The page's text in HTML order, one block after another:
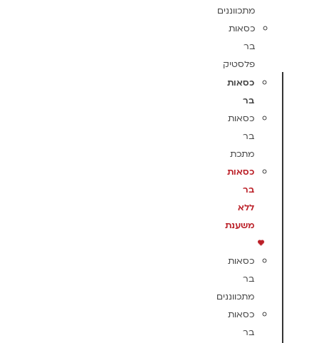
מתכווננים
כסאות
בר
פלסטיק
כסאות
בר
כסאות
בר
מתכת
כסאות
בר
ללא
משענת
כסאות
בר
מתכווננים
כסאות
בר